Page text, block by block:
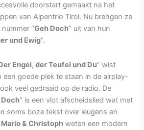
doorstart gemaakt na het
van Alpentrio Tirol. Nu brengen ze
nummer “Geh Doch” uit van hun
und Ewig“.
Engel, der Teufel und Du” wist
een goede plek te staan in de airplay-
veel gedraaid op de radio. De
Doch” is een vlot afscheidslied wat met
soms boze tekst over leugens en
Mario & Christoph weten een modern